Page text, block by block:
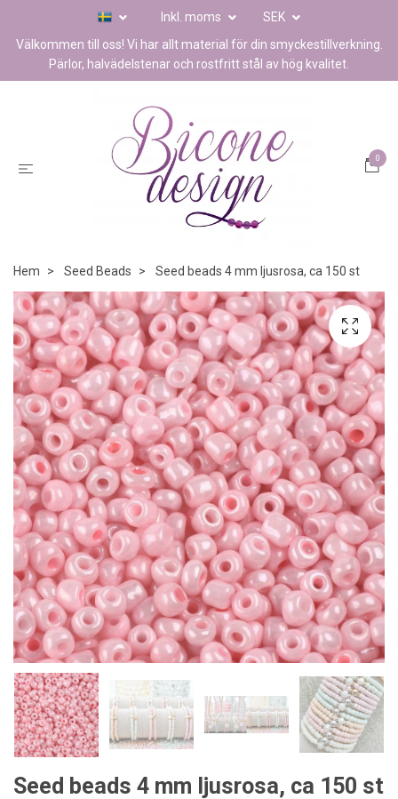
Inkl. moms
SEK
Välkommen till oss! Vi har allt material för din smyckestillverkning.
Pärlor, halvädelstenar och rostfritt stål av hög kvalitet.
0
Hem Seed Beads Seed beads 4 mm ljusrosa, ca 150 st
Seed beads 4 mm ljusrosa, ca 150 st